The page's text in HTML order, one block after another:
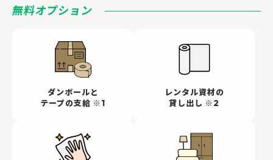
無料オプション
ダンボールと
テープの支給 ※1
レンタル資材の
貸し出し ※2